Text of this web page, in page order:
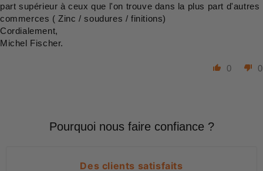
part supérieur à ceux que l'on trouve dans la plus part d'autres
commerces ( Zinc / soudures / finitions)
Cordialement,
Michel Fischer.
0 0
Pourquoi nous faire confiance ?
Des clients satisfaits